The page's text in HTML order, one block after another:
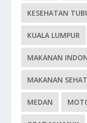
KESEHATAN
KUALA LUMPUR
MAKANAN
MAKANAN SEHAT
MEDAN